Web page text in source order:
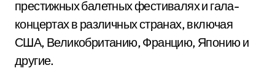
престижных балетных фестивалях и гала-
концертах в различных странах, включая
США, Великобританию, Францию, Японию и
другие.